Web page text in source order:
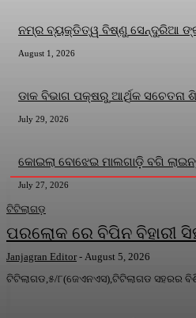
ନମ୍ର ବ୍ୟକ୍ତିତ୍ୱ ବିଷ୍ଣୁ ସେନ୍ଦୁରିଆ
August 1, 2026
ଡାକ ବିଭାଗ ପକ୍ଷରୁ ଆର୍ଥିକ ସଚେତନା
July 29, 2026
କୋଇଲା ବୋଝେଇ ମାଲଗାଡ଼ି ବଗି
July 27, 2026
ଟିଟିଲାଗଡ଼
ପରଲୋକ ରେ ବିପିନ ବିହାରୀ
Janjagran Editor - August 5, 2026
ଟିଟିଲାଗଡ,୫/୮(ଜେଏନଏସ),ଟିଟିଲାଗଡ ସହରର